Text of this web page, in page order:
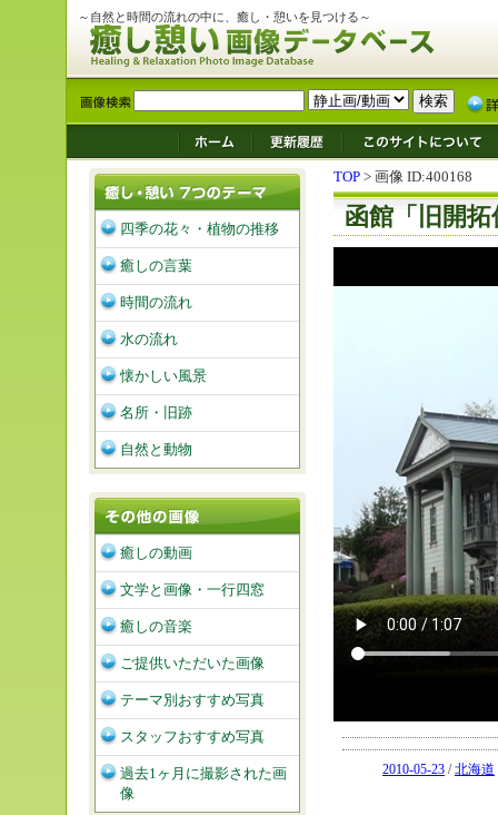
～自然と時間の流れの中に、癒し・憩いを見つける～
TOP > 画像 ID:400168
函館「旧開
2010-05-23 /北海道
四季の花々・植物の推移
癒しの言葉
時間の流れ
水の流れ
懐かしい風景
名所・旧跡
自然と動物
癒しの動画
文学と画像・一行四窓
癒しの音楽
ご提供いただいた画像
テーマ別おすすめ写真
スタッフおすすめ写真
過去1ヶ月に撮影された画
像